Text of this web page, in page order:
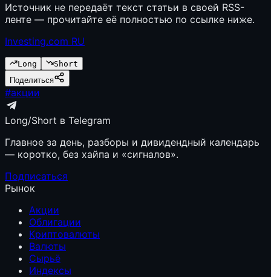
Источник не передаёт текст статьи в своей RSS-
ленте — прочитайте её полностью по ссылке ниже.
Investing.com RU
Long
Short
Поделиться
#акции
Long/Short в Telegram
Главное за день, разборы и дивидендный календарь
— коротко, без хайпа и «сигналов».
Подписаться
Рынок
Акции
Облигации
Криптовалюты
Валюты
Сырьё
Индексы